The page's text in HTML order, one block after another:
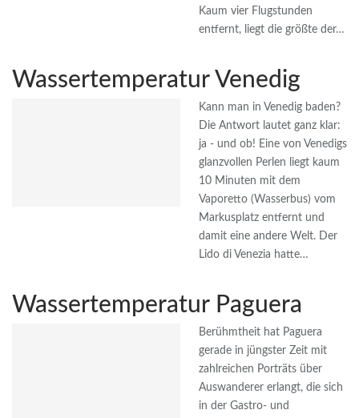
Kaum vier Flugstunden
entfernt, liegt die größte der…
Wassertemperatur Venedig
Kann man in Venedig baden?
Die Antwort lautet ganz klar:
ja - und ob! Eine von Venedigs
glanzvollen Perlen liegt kaum
10 Minuten mit dem
Vaporetto (Wasserbus) vom
Markusplatz entfernt und
damit eine andere Welt. Der
Lido di Venezia hatte…
Wassertemperatur Paguera
Berühmtheit hat Paguera
gerade in jüngster Zeit mit
zahlreichen Porträts über
Auswanderer erlangt, die sich
in der Gastro- und